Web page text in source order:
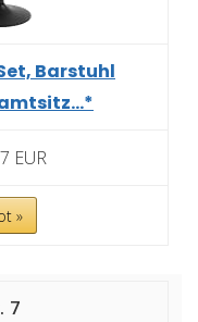
Barstuhl
EUR
»
7